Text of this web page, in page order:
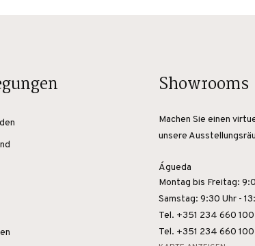
Showrooms
Machen Sie einen
unsere
Águeda
Montag bis Freitag:
Samstag: 9:30 Uhr -
Tel. +351 234 660 100
Tel. +351 234 660 100